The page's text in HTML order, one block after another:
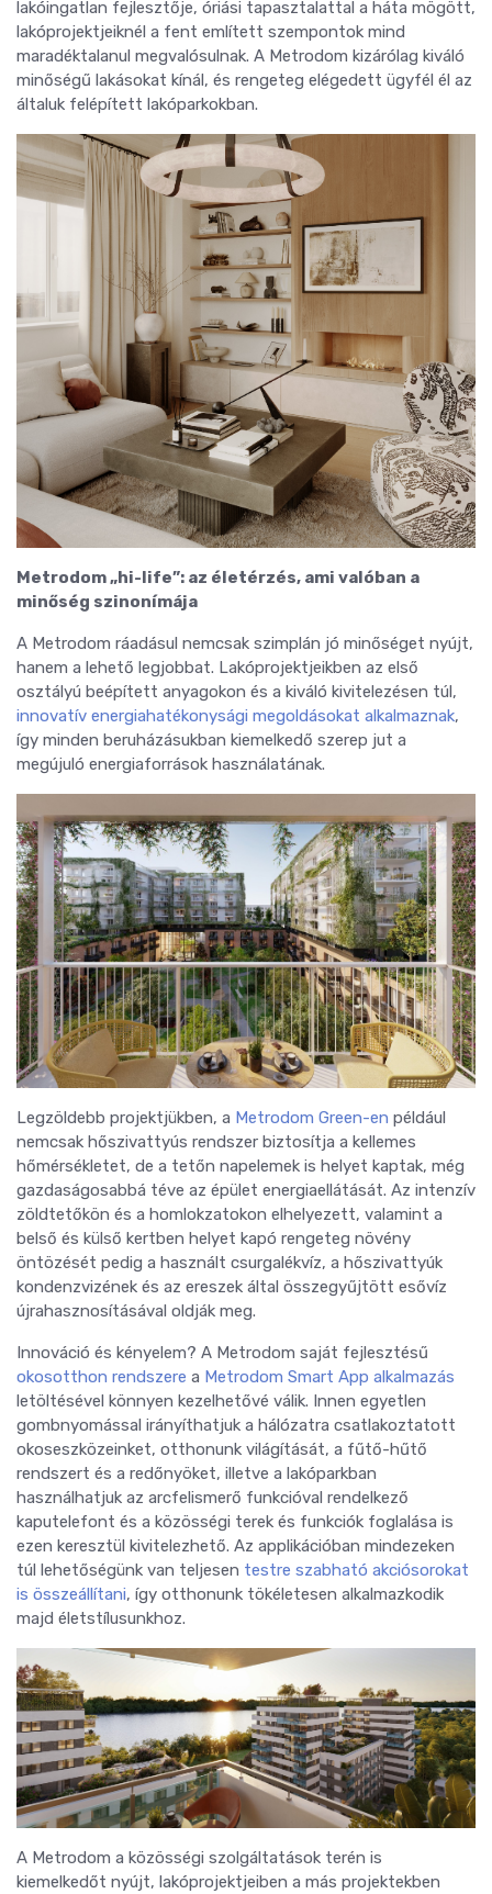
lakóingatlan fejlesztője, óriási tapasztalattal a háta mögött,
lakóprojektjeiknél a fent említett szempontok mind
maradéktalanul megvalósulnak. A Metrodom kizárólag kiváló
minőségű lakásokat kínál, és rengeteg elégedett ügyfél él az
általuk felépített lakóparkokban.
Metrodom „hi-life”: az életérzés, ami valóban a
minőség szinonímája
A Metrodom ráadásul nemcsak szimplán jó minőséget nyújt,
hanem a lehető legjobbat. Lakóprojektjeikben az első
osztályú beépített anyagokon és a kiváló kivitelezésen túl,
innovatív energiahatékonysági megoldásokat alkalmaznak,
így minden beruházásukban kiemelkedő szerep jut a
megújuló energiaforrások használatának.
Legzöldebb projektjükben, a Metrodom Green-en például
nemcsak hőszivattyús rendszer biztosítja a kellemes
hőmérsékletet, de a tetőn napelemek is helyet kaptak, még
gazdaságosabbá téve az épület energiaellátását. Az intenzív
zöldtetőkön és a homlokzatokon elhelyezett, valamint a
belső és külső kertben helyet kapó rengeteg növény
öntözését pedig a használt csurgalékvíz, a hőszivattyúk
kondenzvizének és az ereszek által összegyűjtött esővíz
újrahasznosításával oldják meg.
Innováció és kényelem? A Metrodom saját fejlesztésű
okosotthon rendszere a Metrodom Smart App alkalmazás
letöltésével könnyen kezelhetővé válik. Innen egyetlen
gombnyomással irányíthatjuk a hálózatra csatlakoztatott
okoseszközeinket, otthonunk világítását, a fűtő-hűtő
rendszert és a redőnyöket, illetve a lakóparkban
használhatjuk az arcfelismerő funkcióval rendelkező
kaputelefont és a közösségi terek és funkciók foglalása is
ezen keresztül kivitelezhető. Az applikációban mindezeken
túl lehetőségünk van teljesen testre szabható akciósorokat
is összeállítani, így otthonunk tökéletesen alkalmazkodik
majd életstílusunkhoz.
A Metrodom a közösségi szolgáltatások terén is
kiemelkedőt nyújt, lakóprojektjeiben a más projektekben